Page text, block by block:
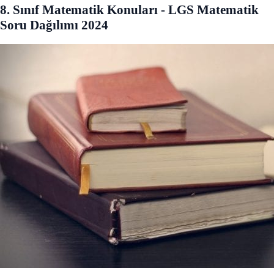
8. Sınıf Matematik Konuları - LGS Matematik
Soru Dağılımı 2024